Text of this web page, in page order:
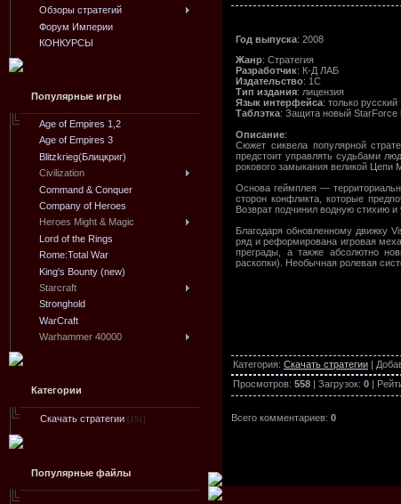
Обзоры стратегий
Форум Империи
КОНКУРСЫ
Популярные игры
Age of Empires 1,2
Age of Empires 3
Blitzkrieg(Блицкриг)
Civilization
Command & Conquer
Company of Heroes
Heroes Might & Magic
Lord of the Rings
Rome:Total War
King's Bounty (new)
Starcraft
Stronghold
WarCraft
Warhammer 40000
Категории
Скачать стратегии [151]
Популярные файлы
Год выпуска: 2008
Жанр: Стратегия
Разработчик: К-Д ЛАБ
Издательство: 1С
Тип издания: лицензия
Язык интерфейса: только русский
Таблэтка: Защита новый StarForce
Описание:
Сюжет сиквела популярной
предстоит управлять судьбами
рокового замыкания великой Цепи
Основа геймплея —
сторон конфликта, которые
Возврат подчинил водную стихию
Благодаря обновленному движку
ряд и реформирована игровая
преграды, а также абсолютно
раскопки). Необычная ролевая
Категория: Скачать стратегии |
Просмотров: 558 | Загрузок: 0 |
Всего комментариев: 0